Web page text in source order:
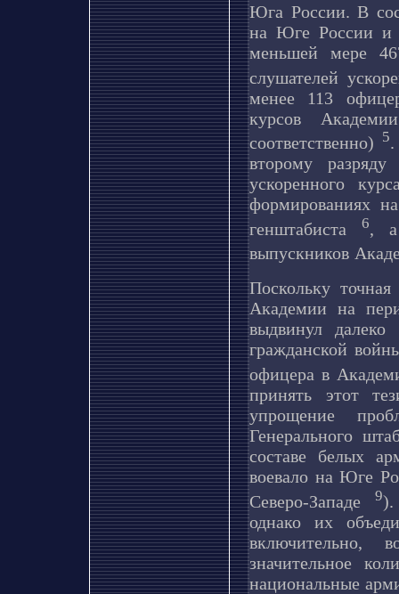
Юга России. В
на Юге России и
меньшей мере
слушателей
менее 113
курсов
соответственно) 5.
второму
ускоренного
формированиях
генштабиста 6, а
выпускников
Поскольку
Академии на
выдвинул
гражданской
офицера в
принять этот
упрощение
Генерального
составе белых
воевало на Юге
Северо-Западе
9).
однако их
включительно,
значительное
национальные